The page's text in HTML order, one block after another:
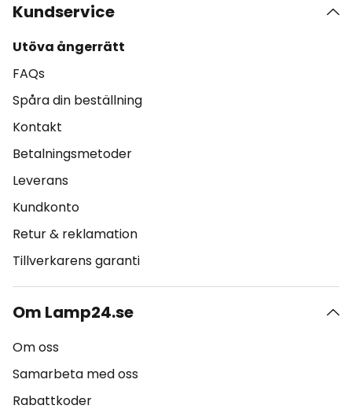
Kundservice
Utöva ångerrätt
FAQs
Spåra din beställning
Kontakt
Betalningsmetoder
Leverans
Kundkonto
Retur & reklamation
Tillverkarens garanti
Om Lamp24.se
Om oss
Samarbeta med oss
Rabattkoder